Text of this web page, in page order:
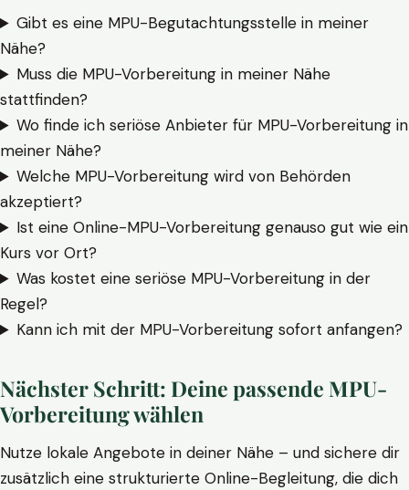
Gibt es eine MPU-Begutachtungsstelle in meiner
Nähe?
Muss die MPU-Vorbereitung in meiner Nähe
stattfinden?
Wo finde ich seriöse Anbieter für MPU-Vorbereitung in
meiner Nähe?
Welche MPU-Vorbereitung wird von Behörden
akzeptiert?
Ist eine Online-MPU-Vorbereitung genauso gut wie ein
Kurs vor Ort?
Was kostet eine seriöse MPU-Vorbereitung in der
Regel?
Kann ich mit der MPU-Vorbereitung sofort anfangen?
Nächster Schritt: Deine passende MPU-
Vorbereitung wählen
Nutze lokale Angebote in deiner Nähe – und sichere dir
zusätzlich eine strukturierte Online-Begleitung, die dich